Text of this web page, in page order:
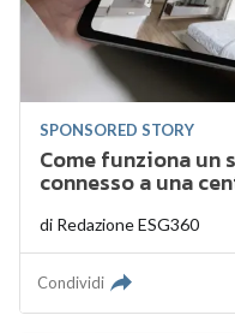
SPONSORED STORY
Come funziona un
connesso a una
di Redazione ESG360
Condividi